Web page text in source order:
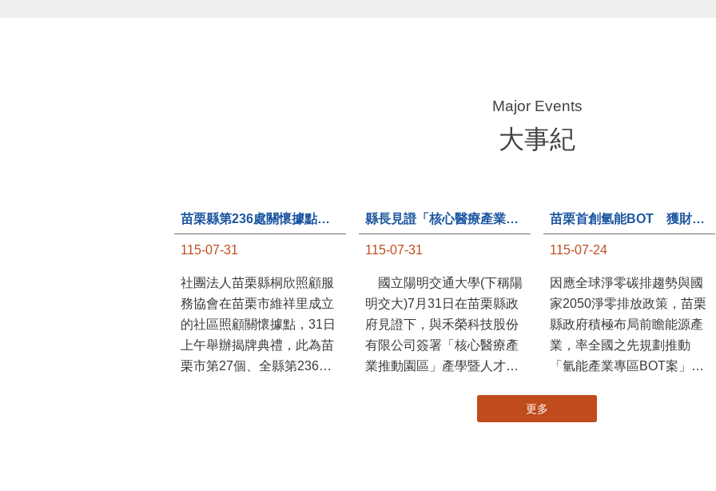
大事紀
苗栗縣第236處關懷據點在苗栗市維祥里揭牌
115-07-31
社團法人苗栗縣桐欣照顧服
縣長見證「核心醫療產業推動園區」產學合作簽約儀式
115-07-31
國立陽明交通大學(下稱陽
明交大)7月31日在苗栗縣政
府見證下，與禾榮科技股份
有限公司簽署「核心醫療產
業推動園區」產學暨人才培
苗栗首創氫能BOT 獲財政部「突破之翼」肯定
115-07-24
因應全球淨零碳排趨勢與國
家2050淨零排放政策，苗栗
縣政府積極布局前瞻能源產
業，率全國之先規劃推動
「氫能產業專區BOT案」，